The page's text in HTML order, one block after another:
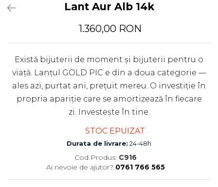
Lant Aur Alb 14k
1.360,00 RON
Există bijuterii de moment și bijuterii pentru o
viață. Lanțul GOLD PIC e din a doua categorie —
ales azi, purtat ani, prețuit mereu. O investiție în
propria apariție care se amortizează în fiecare
zi. Investește în tine.
STOC EPUIZAT
Durata de livrare: 24-48h
Cod Produs: C916
Ai nevoie de ajutor? 0761 766 565